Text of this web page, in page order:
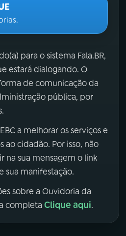
para o sistema Fala.BR,
estará dialogando. O
de comunicação da
pública, por
a melhorar os serviços e
cidadão. Por isso, não
na sua mensagem o link
sua manifestação.
sobre a Ouvidoria da
completa Clique aqui.